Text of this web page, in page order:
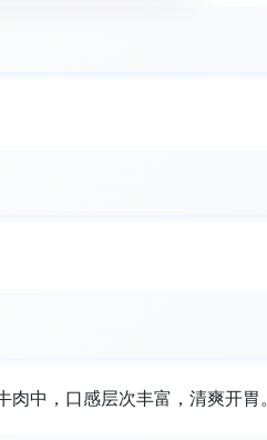
中，口感层次丰富，清爽开胃。